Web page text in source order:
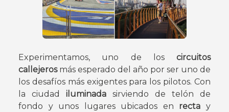
Experimentamos, uno de los circuitos
callejerosmás esperado del año por ser uno de
los desafíos más exigentes para los pilotos. Con
la ciudad iluminada sirviendo de telón de
fondo y unos lugares ubicados en rectay